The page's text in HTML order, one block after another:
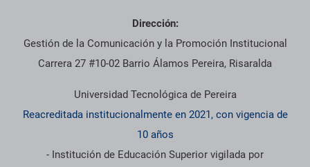
Dirección:
Gestión de la Comunicación y la Promoción Institucional
Carrera 27 #10-02 Barrio Álamos Pereira, Risaralda
Universidad Tecnológica de Pereira
Reacreditada institucionalmente en 2021, con vigencia de
10 años
- Institución de Educación Superior vigilada por